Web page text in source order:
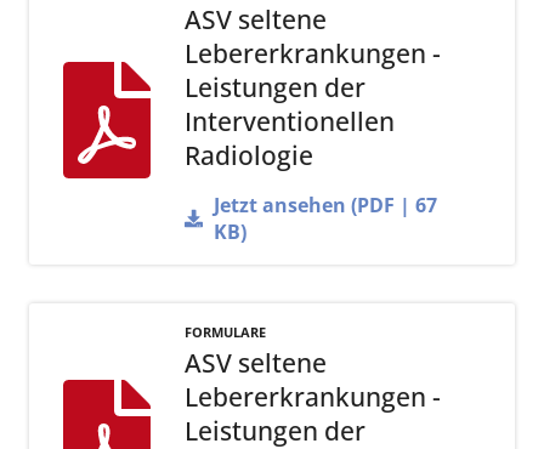
ASV seltene
Lebererkrankungen -
Leistungen der
Interventionellen
Radiologie
Jetzt ansehen (PDF | 67
KB)
FORMULARE
ASV seltene
Lebererkrankungen -
Leistungen der